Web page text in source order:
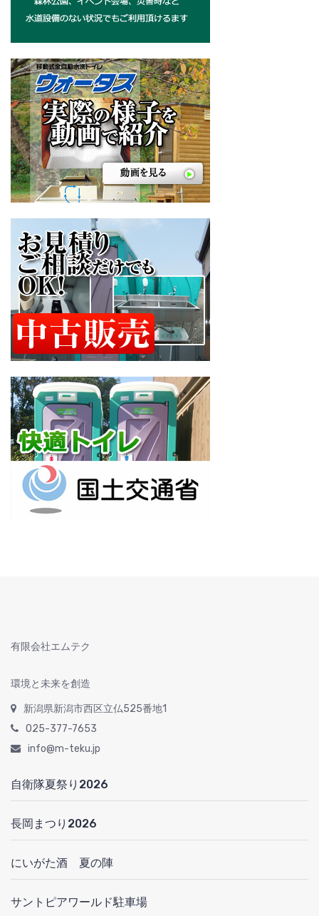
有限会社エムテク
環境と未来を創造
新潟県新潟市西区立仏525番地1
025-377-7653
info@m-teku.jp
自衛隊夏祭り2026
長岡まつり2026
にいがた酒 夏の陣
サントピアワールド駐車場